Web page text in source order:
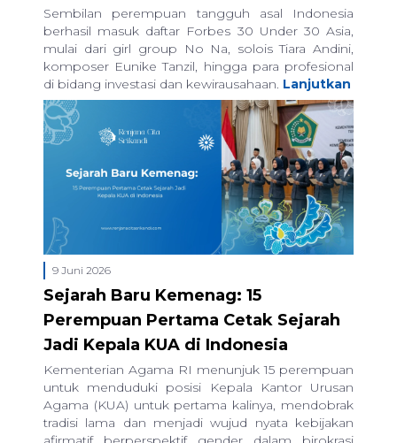
Sembilan perempuan tangguh asal Indonesia
berhasil masuk daftar Forbes 30 Under 30 Asia,
mulai dari girl group No Na, solois Tiara Andini,
komposer Eunike Tanzil, hingga para profesional
di bidang investasi dan kewirausahaan. Lanjutkan
9 Juni 2026
Sejarah Baru Kemenag: 15
Perempuan Pertama Cetak Sejarah
Jadi Kepala KUA di Indonesia
Kementerian Agama RI menunjuk 15 perempuan
untuk menduduki posisi Kepala Kantor Urusan
Agama (KUA) untuk pertama kalinya, mendobrak
tradisi lama dan menjadi wujud nyata kebijakan